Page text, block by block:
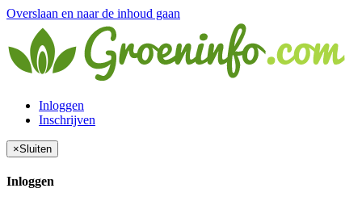
Overslaan en naar de inhoud gaan
Inloggen
Inschrijven
×Sluiten
Inloggen